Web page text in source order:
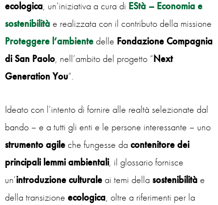
ecologica, un’iniziativa a cura di EStà – Economia e
sostenibilità e realizzata con il contributo della missione
Proteggere l’ambiente delle Fondazione Compagnia
di San Paolo, nell’ambito del progetto “Next
Generation You”.
Ideato con l’intento di fornire alle realtà selezionate dal
bando – e a tutti gli enti e le persone interessante – uno
strumento agile che fungesse da contenitore dei
principali lemmi ambientali, il glossario fornisce
un’introduzione culturale ai temi della sostenibilità e
della transizione ecologica, oltre a riferimenti per la